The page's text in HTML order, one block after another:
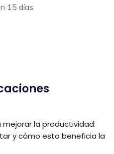
15 días
la productividad:
y cómo esto beneficia la